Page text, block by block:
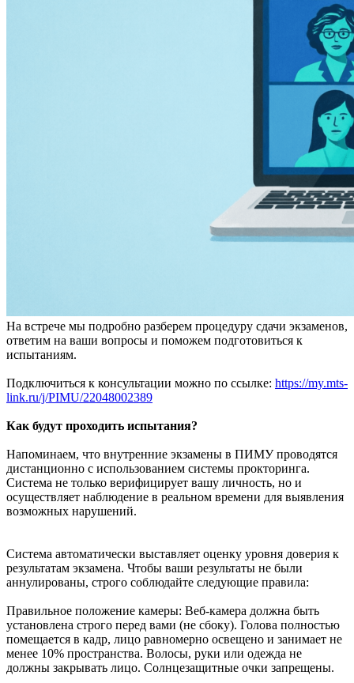
На встрече мы подробно разберем процедуру сдачи экзаменов,
ответим на ваши вопросы и поможем подготовиться к
испытаниям.
Подключиться к консультации можно по ссылке: https://my.mts-
link.ru/j/PIMU/22048002389
Как будут проходить испытания?
Напоминаем, что внутренние экзамены в ПИМУ проводятся
дистанционно с использованием системы прокторинга.
Система не только верифицирует вашу личность, но и
осуществляет наблюдение в реальном времени для выявления
возможных нарушений.
Система автоматически выставляет оценку уровня доверия к
результатам экзамена. Чтобы ваши результаты не были
аннулированы, строго соблюдайте следующие правила:
Правильное положение камеры: Веб-камера должна быть
установлена строго перед вами (не сбоку). Голова полностью
помещается в кадр, лицо равномерно освещено и занимает не
менее 10% пространства. Волосы, руки или одежда не
должны закрывать лицо. Солнцезащитные очки запрещены.